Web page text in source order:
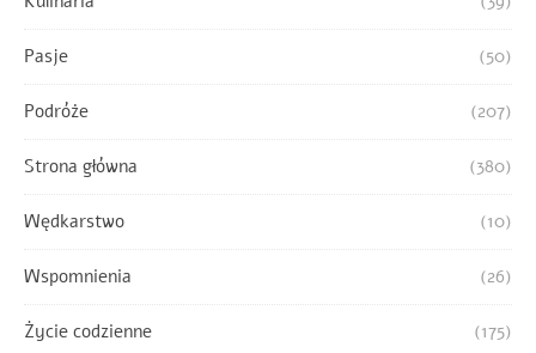
Pasje (50)
Podróże (207)
Strona główna (380)
Wędkarstwo (10)
Wspomnienia (26)
Życie codzienne (175)